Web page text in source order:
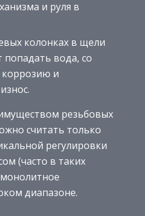
и руля в
колонках в щели
вода, со
и
резьбовых
считать только
регулировки
(часто в таких
монолитное
диапазоне.